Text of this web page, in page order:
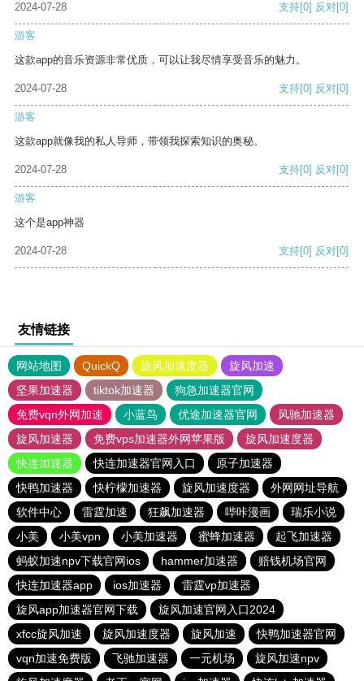
2024-07-28 支持[0] 反对[0]
游客
这款app的音乐资源非常优质，可以让我尽情享受音乐的魅力。
2024-07-28 支持[0] 反对[0]
游客
这款app就像我的私人导师，带领我探索知识的奥秘。
2024-07-28 支持[0] 反对[0]
游客
这个是app神器
2024-07-28 支持[0] 反对[0]
友情链接
网站地图 QuickQ 旋风加速度器
旋风加速
坚果加速器
tiktok加速器
狗急加速器官网
免费vqn外网加速
小蓝鸟 优途加速器官网
风驰加速器
旋风加速器
免费vps加速器外网苹果版
旋风加速度器
快连加速器
快连加速器官网入口
原子加速器
快鸭加速器
快柠檬加速器 旋风加速度器
外网网址导航
软件中心
雷霆加速 狂飙加速器 哔咔漫画
瑞乐小说
小美
小美vpn 小美加速器 蜜蜂加速器
起飞加速器
蚂蚁加速npv下载官网ios
hammer加速器
赔钱机场官网
快连加速器app
ios加速器
雷霆vp加速器
旋风app加速器官网下载
旋风加速官网入口2024
xfcc旋风加速
旋风加速度器 旋风加速
快鸭加速器官网
vqn加速免费版
飞驰加速器 一元机场
旋风加速npv